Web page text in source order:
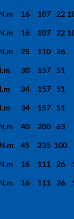
16 107 22
16 107 22
25 110 26
30 157 51
34 157 51
34 157 51
40 200 63
45 235 100
16 111 26
16 111 26